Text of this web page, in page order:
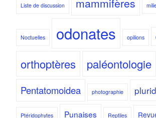
Liste de discussion
Noctuelles odonates opilions
orthoptères paléontologie
Pentatomoidea photographie
Ptéridophytes Punaises Reptiles